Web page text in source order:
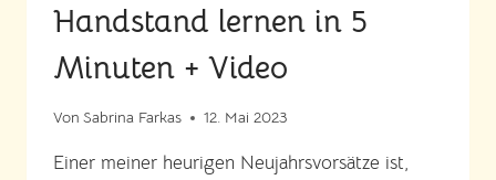
Handstand lernen in 5
Minuten + Video
Von Sabrina Farkas 12. Mai 2023
Einer meiner heurigen Neujahrsvorsätze ist,